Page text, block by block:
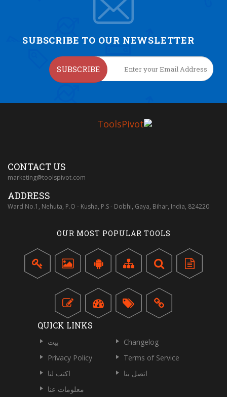
SUBSCRIBE TO OUR NEWSLETTER
SUBSCRIBE
CONTACT US
marketing@toolspivot.com
ADDRESS
Ward No.1, Nehuta, P.O - Kusha, P.S - Dobhi, Gaya, Bihar, India, 824220
OUR MOST POPULAR TOOLS
QUICK LINKS
بيت
Changelog
Privacy Policy
Terms of Service
اكتب لنا
اتصل بنا
معلومات عنا